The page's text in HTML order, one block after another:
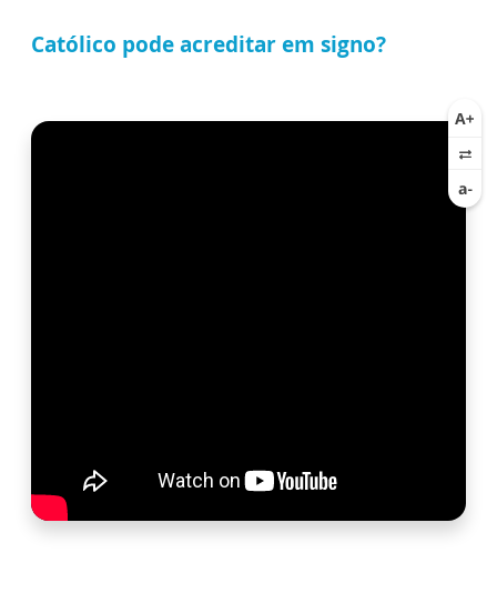
Católico pode acreditar em signo?